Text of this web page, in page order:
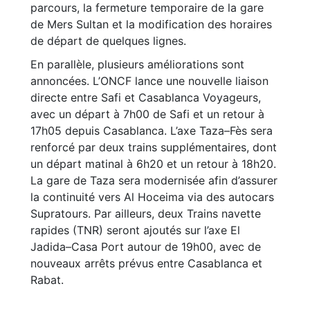
parcours, la fermeture temporaire de la gare
de Mers Sultan et la modification des horaires
de départ de quelques lignes.
En parallèle, plusieurs améliorations sont
annoncées. L’ONCF lance une nouvelle liaison
directe entre Safi et Casablanca Voyageurs,
avec un départ à 7h00 de Safi et un retour à
17h05 depuis Casablanca. L’axe Taza–Fès sera
renforcé par deux trains supplémentaires, dont
un départ matinal à 6h20 et un retour à 18h20.
La gare de Taza sera modernisée afin d’assurer
la continuité vers Al Hoceima via des autocars
Supratours. Par ailleurs, deux Trains navette
rapides (TNR) seront ajoutés sur l’axe El
Jadida–Casa Port autour de 19h00, avec de
nouveaux arrêts prévus entre Casablanca et
Rabat.